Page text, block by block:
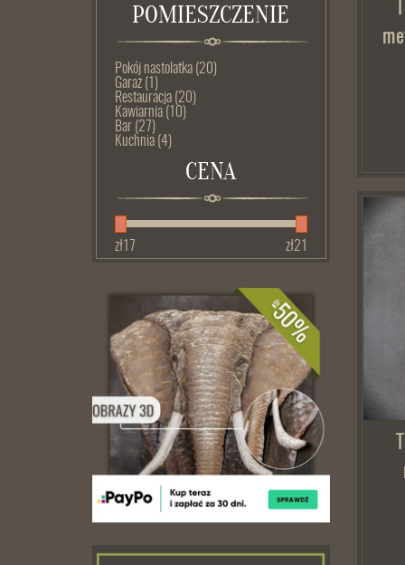
POMIESZCZENIE
Pokój nastolatka (20)
Garaż (1)
Restauracja (20)
Kawiarnia (10)
Bar (27)
Kuchnia (4)
CENA
zł 17 zł21